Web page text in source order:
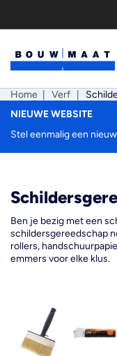
inhoud
Home Verf
NIEUWE WEBSITE
Stel eenmalig een
Ben je bezig met een
schildersgereedschap
rollers,
emmers voor elke klus.